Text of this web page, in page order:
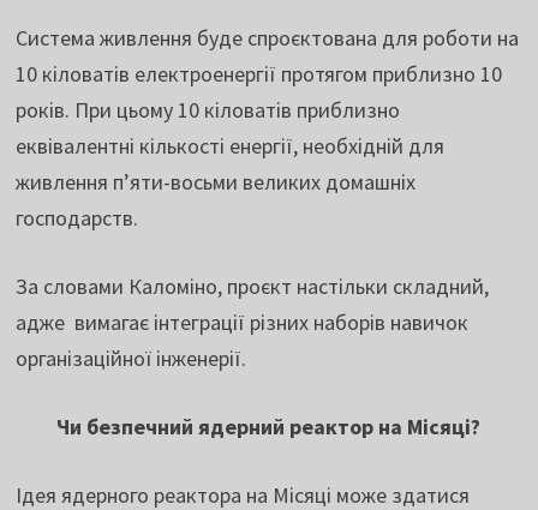
Система живлення буде спроєктована для роботи на
10 кіловатів електроенергії протягом приблизно 10
років. При цьому 10 кіловатів приблизно
еквівалентні кількості енергії, необхідній для
живлення п’яти-восьми великих домашніх
господарств.
За словами Каломіно, проєкт настільки складний,
адже вимагає інтеграції різних наборів навичок
організаційної інженерії.
Чи безпечний ядерний реактор на Місяці?
Ідея ядерного реактора на Місяці може здатися